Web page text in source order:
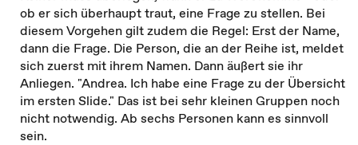
ob er sich überhaupt traut, eine Frage zu stellen. Bei
diesem Vorgehen gilt zudem die Regel: Erst der Name,
dann die Frage. Die Person, die an der Reihe ist, meldet
sich zuerst mit ihrem Namen. Dann äußert sie ihr
Anliegen. "Andrea. Ich habe eine Frage zu der Übersicht
im ersten Slide." Das ist bei sehr kleinen Grup­pen noch
nicht notwendig. Ab sechs Personen kann es sinnvoll
sein.